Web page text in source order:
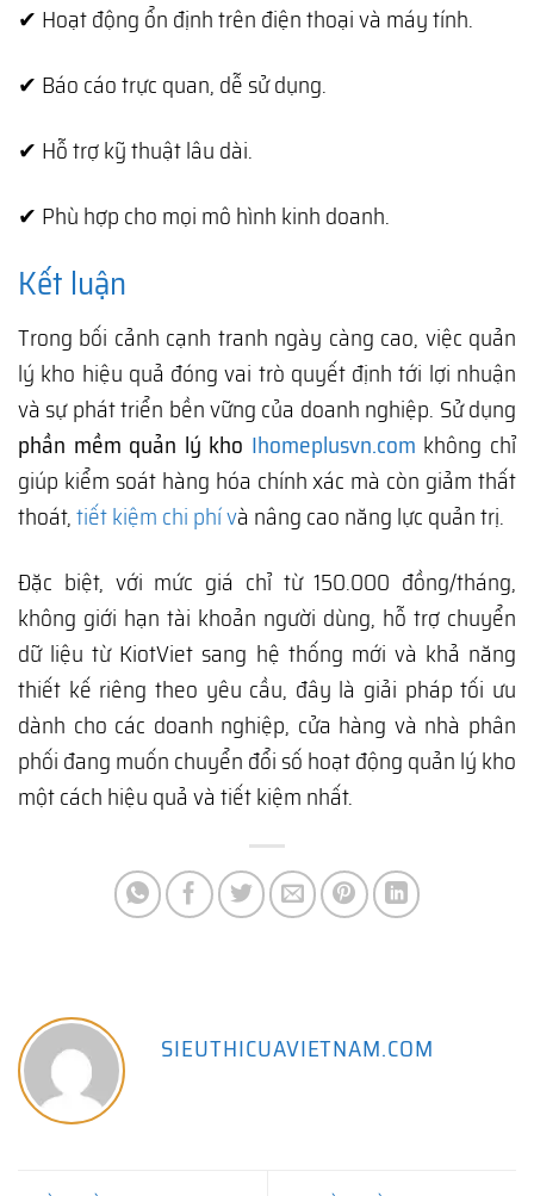
✔ Hoạt động ổn định trên điện thoại và máy tính.
✔ Báo cáo trực quan, dễ sử dụng.
✔ Hỗ trợ kỹ thuật lâu dài.
✔ Phù hợp cho mọi mô hình kinh doanh.
Kết luận
Trong bối cảnh cạnh tranh ngày càng cao, việc quản
lý kho hiệu quả đóng vai trò quyết định tới lợi nhuận
và sự phát triển bền vững của doanh nghiệp. Sử dụng
phần mềm quản lý kho Ihomeplusvn.com không chỉ
giúp kiểm soát hàng hóa chính xác mà còn giảm thất
thoát,tiết kiệm chi phí và nâng cao năng lực quản trị.
Đặc biệt, với mức giá chỉ từ 150.000 đồng/tháng,
không giới hạn tài khoản người dùng, hỗ trợ chuyển
dữ liệu từ KiotViet sang hệ thống mới và khả năng
thiết kế riêng theo yêu cầu, đây là giải pháp tối ưu
dành cho các doanh nghiệp, cửa hàng và nhà phân
phối đang muốn chuyển đổi số hoạt động quản lý kho
một cách hiệu quả và tiết kiệm nhất.
SIEUTHICUAVIETNAM.COM